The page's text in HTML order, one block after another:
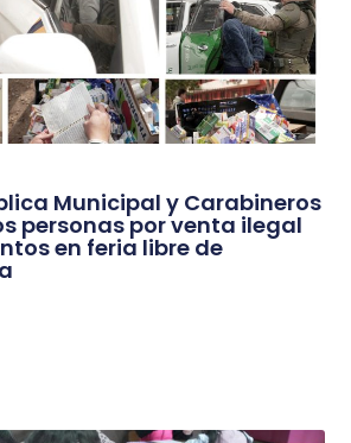
Municipal y Carabineros
personas por venta ilegal
en feria libre de